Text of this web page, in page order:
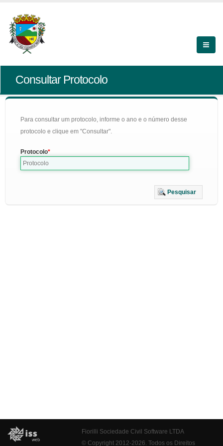
Consultar Protocolo
Para consultar um protocolo, informe o ano e o número desse
protocolo e clique em "Consultar".
Protocolo
Pesquisar
Fiorilli Sociedade Civil Software LTDA
© Copyright 2012-2026. Todos os Direitos